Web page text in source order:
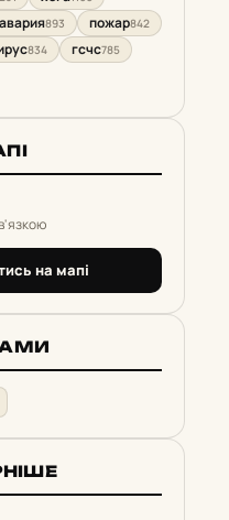
авария893 пожар842
834 гсчс785
на мапі